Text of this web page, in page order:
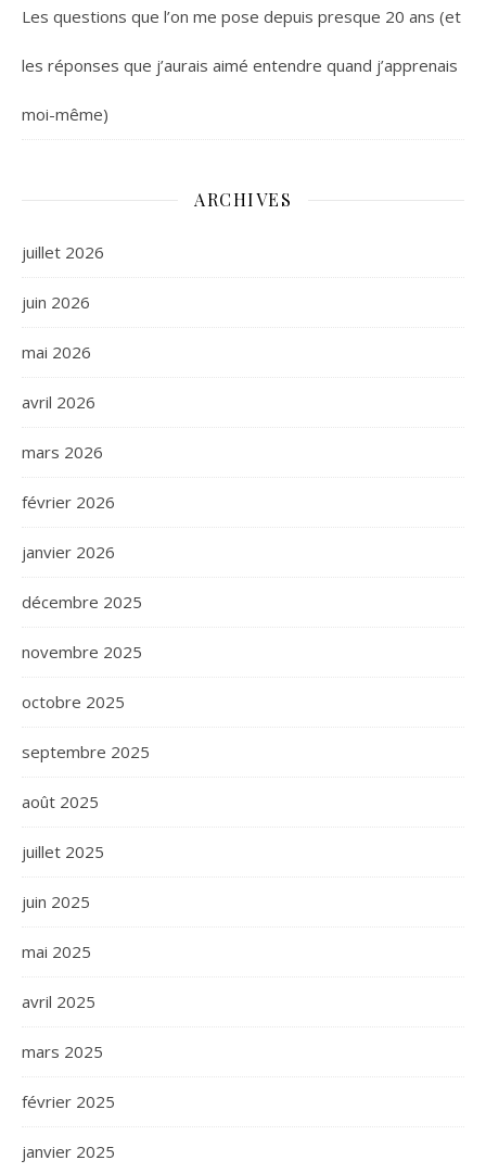
Les questions que l’on me pose depuis presque 20 ans (et
les réponses que j’aurais aimé entendre quand j’apprenais
moi-même)
ARCHIVES
juillet 2026
juin 2026
mai 2026
avril 2026
mars 2026
février 2026
janvier 2026
décembre 2025
novembre 2025
octobre 2025
septembre 2025
août 2025
juillet 2025
juin 2025
mai 2025
avril 2025
mars 2025
février 2025
janvier 2025